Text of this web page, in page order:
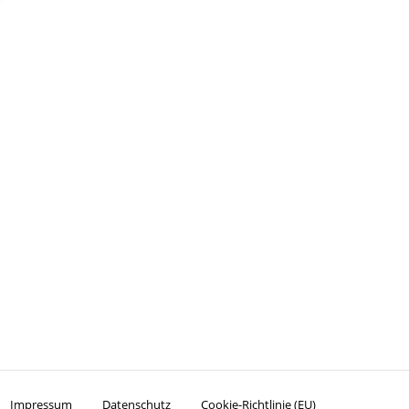
Impressum Datenschutz Cookie-Richtlinie (EU)